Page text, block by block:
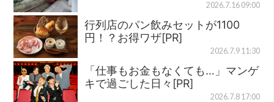
2026.7.16 09:00
行列店のパン飲みセットが1100
円！？お得ワザ[PR]
2026.7.9 11:30
「仕事もお金もなくても…」マンゲ
キで過ごした日々[PR]
2026.7.8 17:00